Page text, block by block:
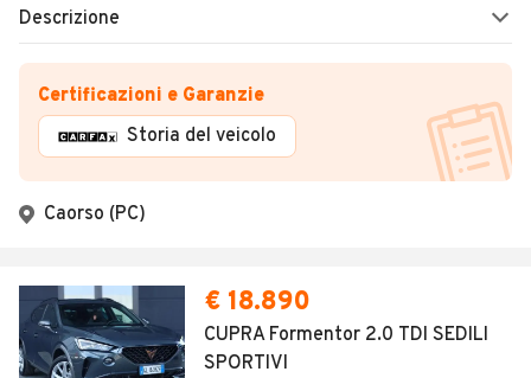
Descrizione
Certificazioni e Garanzie
Storia del veicolo
Caorso (PC)
€ 18.890
CUPRA Formentor 2.0 TDI SEDILI
SPORTIVI